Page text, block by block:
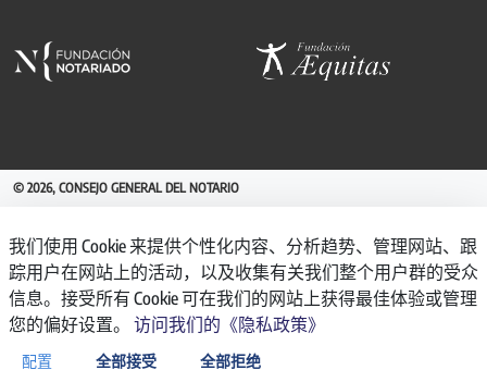
© 2026, CONSEJO GENERAL DEL NOTARIO
REGISTRO DE ACTIVIDADES DE TRATAMIENTO
AVISO LEGAL
POLÍTICA DE PRIVACIDAD
POLÍTICA DE COOKIES
ACCESIBILIDAD
我们使用 Cookie 来提供个性化内容、分析趋势、管理网站、跟
踪用户在网站上的活动，以及收集有关我们整个用户群的受众
信息。接受所有 Cookie 可在我们的网站上获得最佳体验或管理
您的偏好设置。 访问我们的《隐私政策》
配置 全部接受 全部拒绝